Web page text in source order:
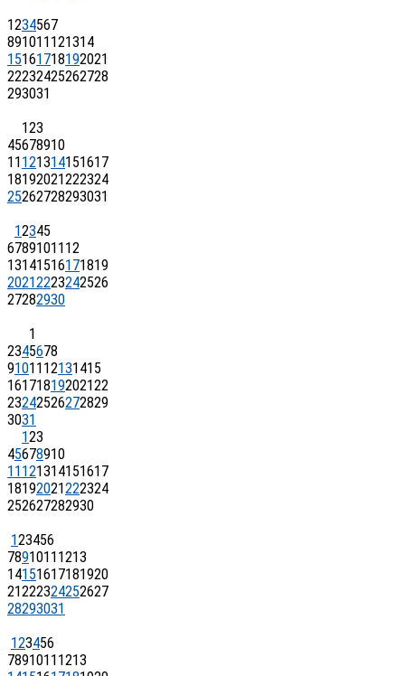
1234567
891011121314
15161718192021
22232425262728
293031
123
45678910
11121314151617
18192021222324
25262728293031
12345
6789101112
13141516171819
20212223242526
27282930
1
2345678
9101112131415
16171819202122
23242526272829
3031
123
45678910
11121314151617
18192021222324
252627282930
123456
78910111213
14151617181920
21222324252627
28293031
123456
78910111213